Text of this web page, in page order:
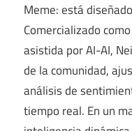
Meme: está
Comercializado
asistida por AI-AI,
de la comunidad,
análisis de
tiempo real. En un